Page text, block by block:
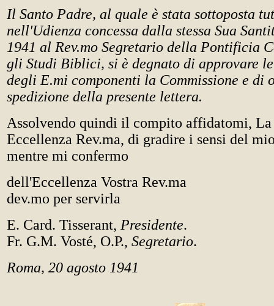
Il Santo Padre, al quale è stata sottoposta
nell'Udienza concessa dalla stessa Sua
1941 al Rev.mo Segretario della Pontificia
gli Studi Biblici, si è degnato di approvare
degli E.mi componenti la Commissione e di
spedizione della presente lettera.
Assolvendo quindi il compito affidatomi, La
Eccellenza Rev.ma, di gradire i sensi del
mentre mi confermo
dell'Eccellenza Vostra Rev.ma
dev.mo per servirla
E. Card. Tisserant, Presidente.
Fr. G.M. Vosté, O.P., Segretario.
Roma, 20 agosto 1941